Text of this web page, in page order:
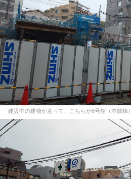
建設中の建物があって、こちらが6号館（本部棟）